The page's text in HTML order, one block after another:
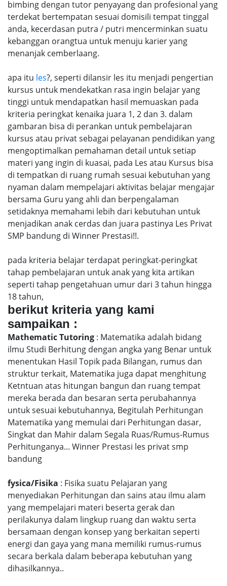
bimbing dengan tutor penyayang dan profesional yang
terdekat bertempatan sesuai domisili tempat tinggal
anda, kecerdasan putra / putri mencerminkan suatu
kebanggan orangtua untuk menuju karier yang
menanjak cemberlaang.
apa itu les?, seperti dilansir les itu menjadi pengertian
kursus untuk mendekatkan rasa ingin belajar yang
tinggi untuk mendapatkan hasil memuaskan pada
kriteria peringkat kenaika juara 1, 2 dan 3. dalam
gambaran bisa di perankan untuk pembelajaran
kursus atau privat sebagai pelayanan pendidikan yang
mengoptimalkan pemahaman detail untuk setiap
materi yang ingin di kuasai, pada Les atau Kursus bisa
di tempatkan di ruang rumah sesuai kebutuhan yang
nyaman dalam mempelajari aktivitas belajar mengajar
bersama Guru yang ahli dan berpengalaman
setidaknya memahami lebih dari kebutuhan untuk
menjadikan anak cerdas dan juara pastinya Les Privat
SMP bandung di Winner Prestasi!!.
pada kriteria belajar terdapat peringkat-peringkat
tahap pembelajaran untuk anak yang kita artikan
seperti tahap pengetahuan umur dari 3 tahun hingga
18 tahun,
berikut kriteria yang kami
sampaikan :
Mathematic Tutoring : Matematika adalah bidang
ilmu Studi Berhitung dengan angka yang Benar untuk
menentukan Hasil Topik pada Bilangan, rumus dan
struktur terkait, Matematika juga dapat menghitung
Ketntuan atas hitungan bangun dan ruang tempat
mereka berada dan besaran serta perubahannya
untuk sesuai kebutuhannya, Begitulah Perhitungan
Matematika yang memulai dari Perhitungan dasar,
Singkat dan Mahir dalam Segala Ruas/Rumus-Rumus
Perhitunganya... Winner Prestasi les privat smp
bandung
fysica/Fisika : Fisika suatu Pelajaran yang
menyediakan Perhitungan dan sains atau ilmu alam
yang mempelajari materi beserta gerak dan
perilakunya dalam lingkup ruang dan waktu serta
bersamaan dengan konsep yang berkaitan seperti
energi dan gaya yang mana memiliki rumus-rumus
secara berkala dalam beberapa kebutuhan yang
dihasilkannya..